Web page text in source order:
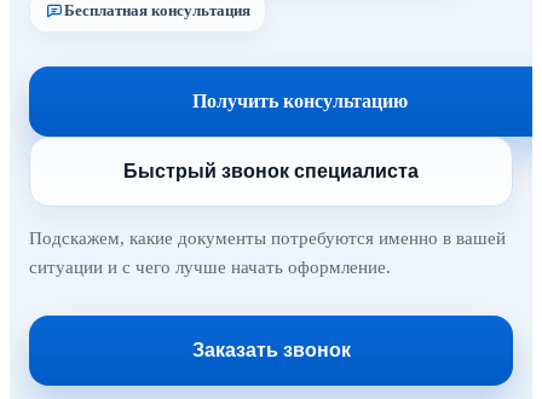
Бесплатная консультация
Получить консультацию
Быстрый звонок специалиста
Подскажем, какие документы потребуются именно в вашей
ситуации и с чего лучше начать оформление.
Заказать звонок